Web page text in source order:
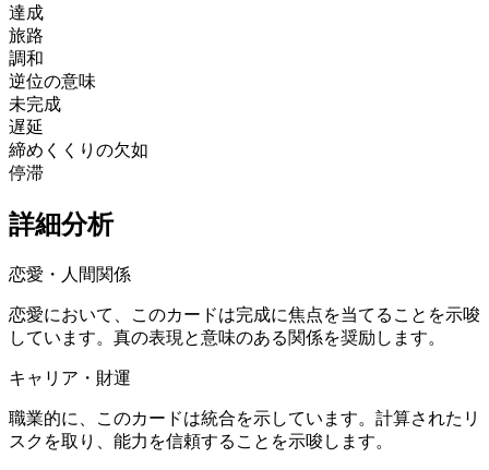
達成
旅路
調和
逆位の意味
未完成
遅延
締めくくりの欠如
停滞
詳細分析
恋愛・人間関係
恋愛において、このカードは完成に焦点を当てることを示唆
しています。真の表現と意味のある関係を奨励します。
キャリア・財運
職業的に、このカードは統合を示しています。計算されたリ
スクを取り、能力を信頼することを示唆します。